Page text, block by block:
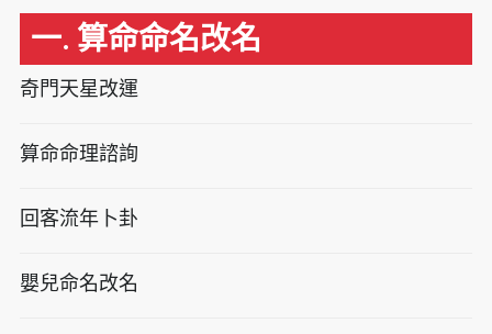
一. 算命命名改名
奇門天星改運
算命命理諮詢
回客流年卜卦
嬰兒命名改名